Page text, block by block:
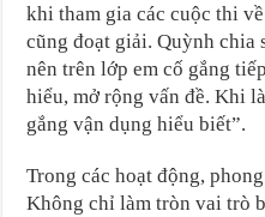
khi tham gia các cuộc thi
cũng đoạt giải. Quỳnh chia
nên trên lớp em cố gắng
hiểu, mở rộng vấn đề. Khi
gắng vận dụng hiểu biết”.
Trong các hoạt động,
Không chỉ làm tròn vai trò